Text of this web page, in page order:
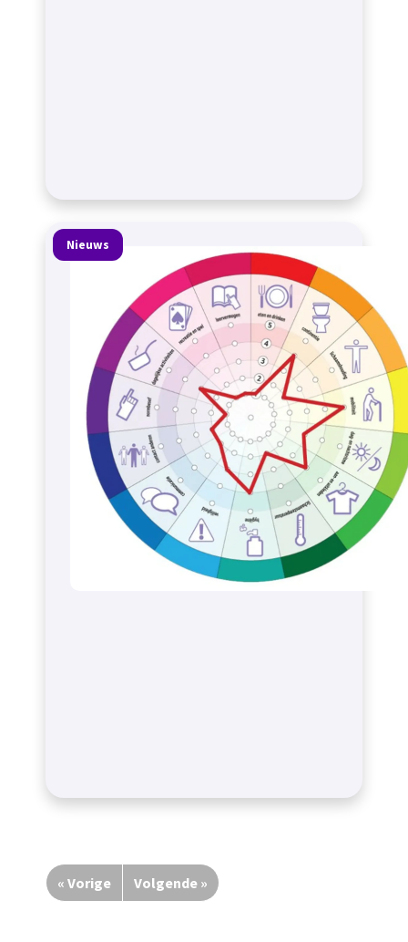
Nieuws
« Vorige Volgende »